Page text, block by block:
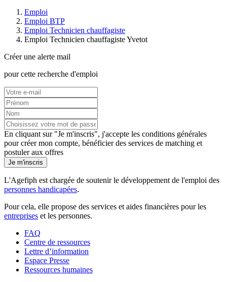
Emploi
Emploi BTP
Emploi Technicien chauffagiste
Emploi Technicien chauffagiste Yvetot
Créer une alerte mail
pour cette recherche d'emploi
En cliquant sur "Je m'inscris", j'accepte les conditions générales
pour créer mon compte, bénéficier des services de matching et
postuler aux offres
Je m'inscris
L'Agefiph est chargée de soutenir le développement de l'emploi des
personnes handicapées.
Pour cela, elle propose des services et aides financières pour les
entreprises et les personnes.
FAQ
Centre de ressources
Lettre d’information
Espace Presse
Ressources humaines